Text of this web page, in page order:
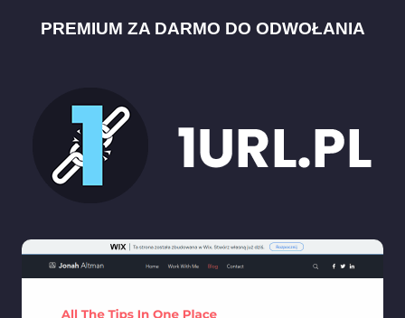
PREMIUM ZA DARMO DO ODWOŁANIA